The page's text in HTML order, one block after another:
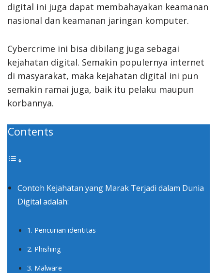
digital ini juga dapat membahayakan keamanan
nasional dan keamanan jaringan komputer.
Cybercrime ini bisa dibilang juga sebagai
kejahatan digital. Semakin populernya internet
di masyarakat, maka kejahatan digital ini pun
semakin ramai juga, baik itu pelaku maupun
korbannya.
Contents
Contoh Kejahatan yang Marak Terjadi dalam Dunia
Digital adalah:
1. Pencurian identitas
2. Phishing
3. Malware